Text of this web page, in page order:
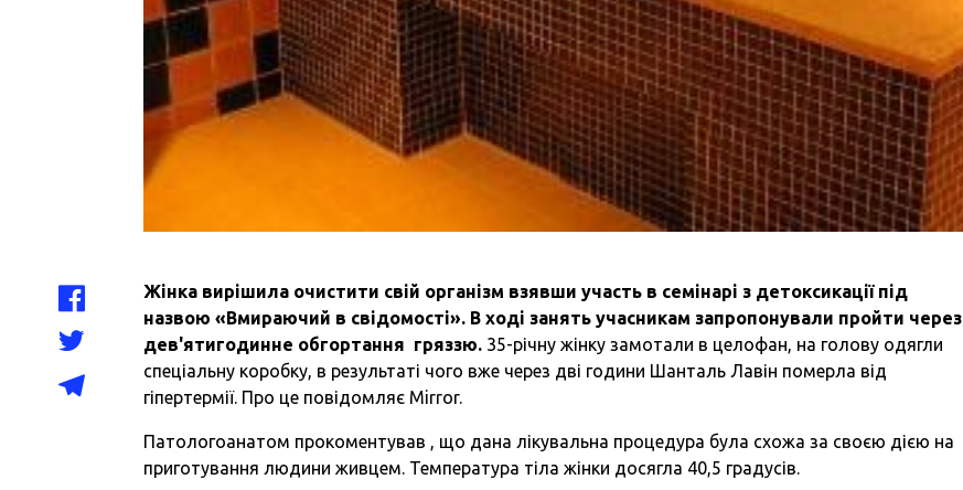
Жінка вирішила очистити свій організм взявши участь в семінарі з детоксикації під
назвою «Вмираючий в свідомості». В ході занять учасникам запропонували пройти через
дев'ятигодинне обгортання гряззю. 35-річну жінку замотали в целофан, на голову одягли
спеціальну коробку, в результаті чого вже через дві години Шанталь Лавін померла від
гіпертермії. Про це повідомляє Mirror.
Патологоанатом прокоментував , що дана лікувальна процедура була схожа за своєю дією на
приготування людини живцем. Температура тіла жінки досягла 40,5 градусів.